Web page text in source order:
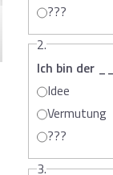
???
2.
Ich bin der
Idee
Vermutung
???
3.